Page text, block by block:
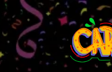
Skip
content